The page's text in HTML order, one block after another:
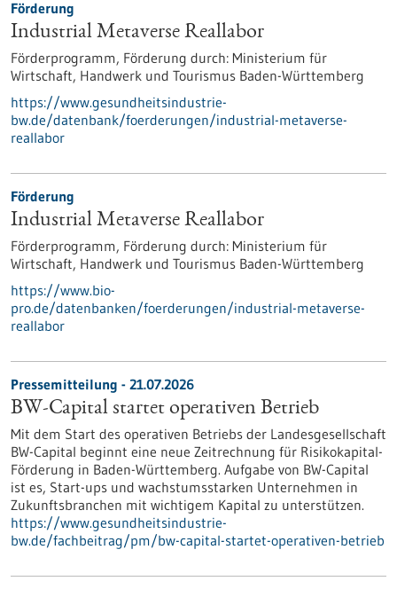
Förderung
Industrial Metaverse Reallabor
Förderprogramm, Förderung durch: Ministerium für
Wirtschaft, Handwerk und Tourismus Baden-Württemberg
https://www.gesundheitsindustrie-
bw.de/datenbank/foerderungen/industrial-metaverse-
reallabor
Förderung
Industrial Metaverse Reallabor
Förderprogramm, Förderung durch: Ministerium für
Wirtschaft, Handwerk und Tourismus Baden-Württemberg
https://www.bio-
pro.de/datenbanken/foerderungen/industrial-metaverse-
reallabor
Pressemitteilung - 21.07.2026
BW-Capital startet operativen Betrieb
Mit dem Start des operativen Betriebs der Landesgesellschaft
BW-Capital beginnt eine neue Zeitrechnung für Risikokapital-
Förderung in Baden-Württemberg. Aufgabe von BW-Capital
ist es, Start-ups und wachstumsstarken Unternehmen in
Zukunftsbranchen mit wichtigem Kapital zu unterstützen.
https://www.gesundheitsindustrie-
bw.de/fachbeitrag/pm/bw-capital-startet-operativen-betrieb